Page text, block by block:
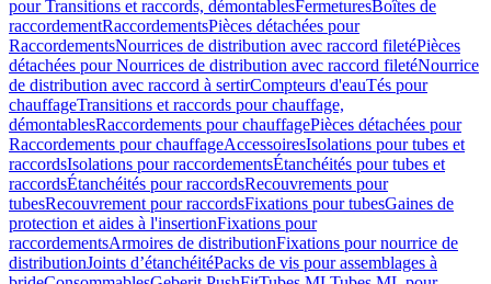
pour Transitions et raccords, démontablesFermeturesBoîtes de
raccordementRaccordementsPièces détachées pour
RaccordementsNourrices de distribution avec raccord filetéPièces
détachées pour Nourrices de distribution avec raccord filetéNourrice
de distribution avec raccord à sertirCompteurs d'eauTés pour
chauffageTransitions et raccords pour chauffage,
démontablesRaccordements pour chauffagePièces détachées pour
Raccordements pour chauffageAccessoiresIsolations pour tubes et
raccordsIsolations pour raccordementsÉtanchéités pour tubes et
raccordsÉtanchéités pour raccordsRecouvrements pour
tubesRecouvrement pour raccordsFixations pour tubesGaines de
protection et aides à l'insertionFixations pour
raccordementsArmoires de distributionFixations pour nourrice de
distributionJoints d’étanchéitéPacks de vis pour assemblages à